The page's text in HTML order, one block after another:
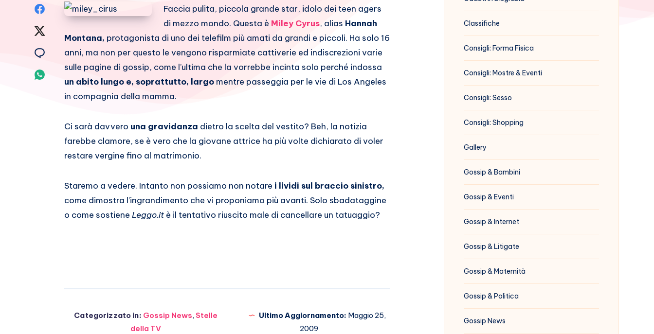
Condividi
Facebook
Twitter
Condividi
Email
Faccia pulita, piccola grande star, idolo dei teen agers
di mezzo mondo. Questa è Miley Cyrus, alias Hannah
Montana, protagonista di uno dei telefilm più amati da grandi e piccoli. Ha solo 16
anni, ma non per questo le vengono risparmiate cattiverie ed indiscrezioni varie
sulle pagine di gossip, come l’ultima che la vorrebbe incinta solo perché indossa
un abito lungo e, soprattutto, largo mentre passeggia per le vie di Los Angeles
in compagnia della mamma.
Ci sarà davvero una gravidanza dietro la scelta del vestito? Beh, la notizia
farebbe clamore, se è vero che la giovane attrice ha più volte dichiarato di voler
restare vergine fino al matrimonio.
Staremo a vedere. Intanto non possiamo non notare i lividi sul braccio sinistro,
come dimostra l’ingrandimento che vi proponiamo più avanti. Solo sbadataggine
o come sostiene Leggo.it è il tentativo riuscito male di cancellare un tatuaggio?
Categorizzato in: Gossip News, Stelle
della TV
Ultimo Aggiornamento: Maggio 25,
2009
Classifiche
Consigli: Forma Fisica
Consigli: Mostre & Eventi
Consigli: Sesso
Consigli: Shopping
Gallery
Gossip & Bambini
Gossip & Eventi
Gossip & Internet
Gossip & Litigate
Gossip & Maternità
Gossip & Politica
Gossip News